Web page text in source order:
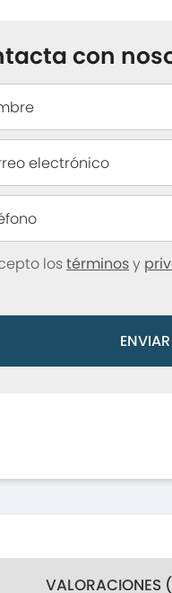
con
lostérminosy
VALORACIONES